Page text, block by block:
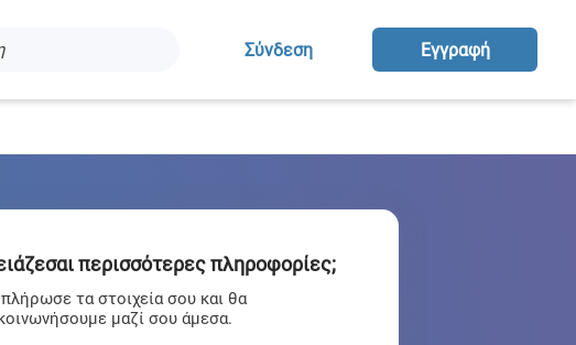
Σύνδεση Eγγραφή
περισσότερες πληροφορίες;
τα στοιχεία σου και θα
μαζί σου άμεσα.